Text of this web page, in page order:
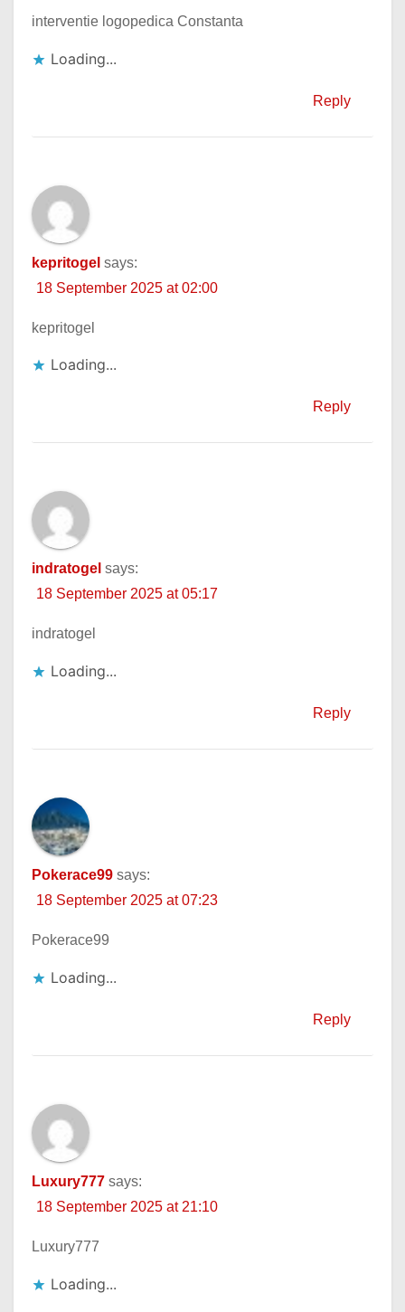
interventie logopedica Constanta
Loading...
Reply
kepritogel says:
18 September 2025 at 02:00
kepritogel
Loading...
Reply
indratogel says:
18 September 2025 at 05:17
indratogel
Loading...
Reply
Pokerace99 says:
18 September 2025 at 07:23
Pokerace99
Loading...
Reply
Luxury777 says:
18 September 2025 at 21:10
Luxury777
Loading...